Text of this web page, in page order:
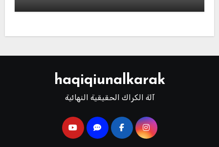
haqiqiunalkarak
آلة الكراك الحقيقية النهائية